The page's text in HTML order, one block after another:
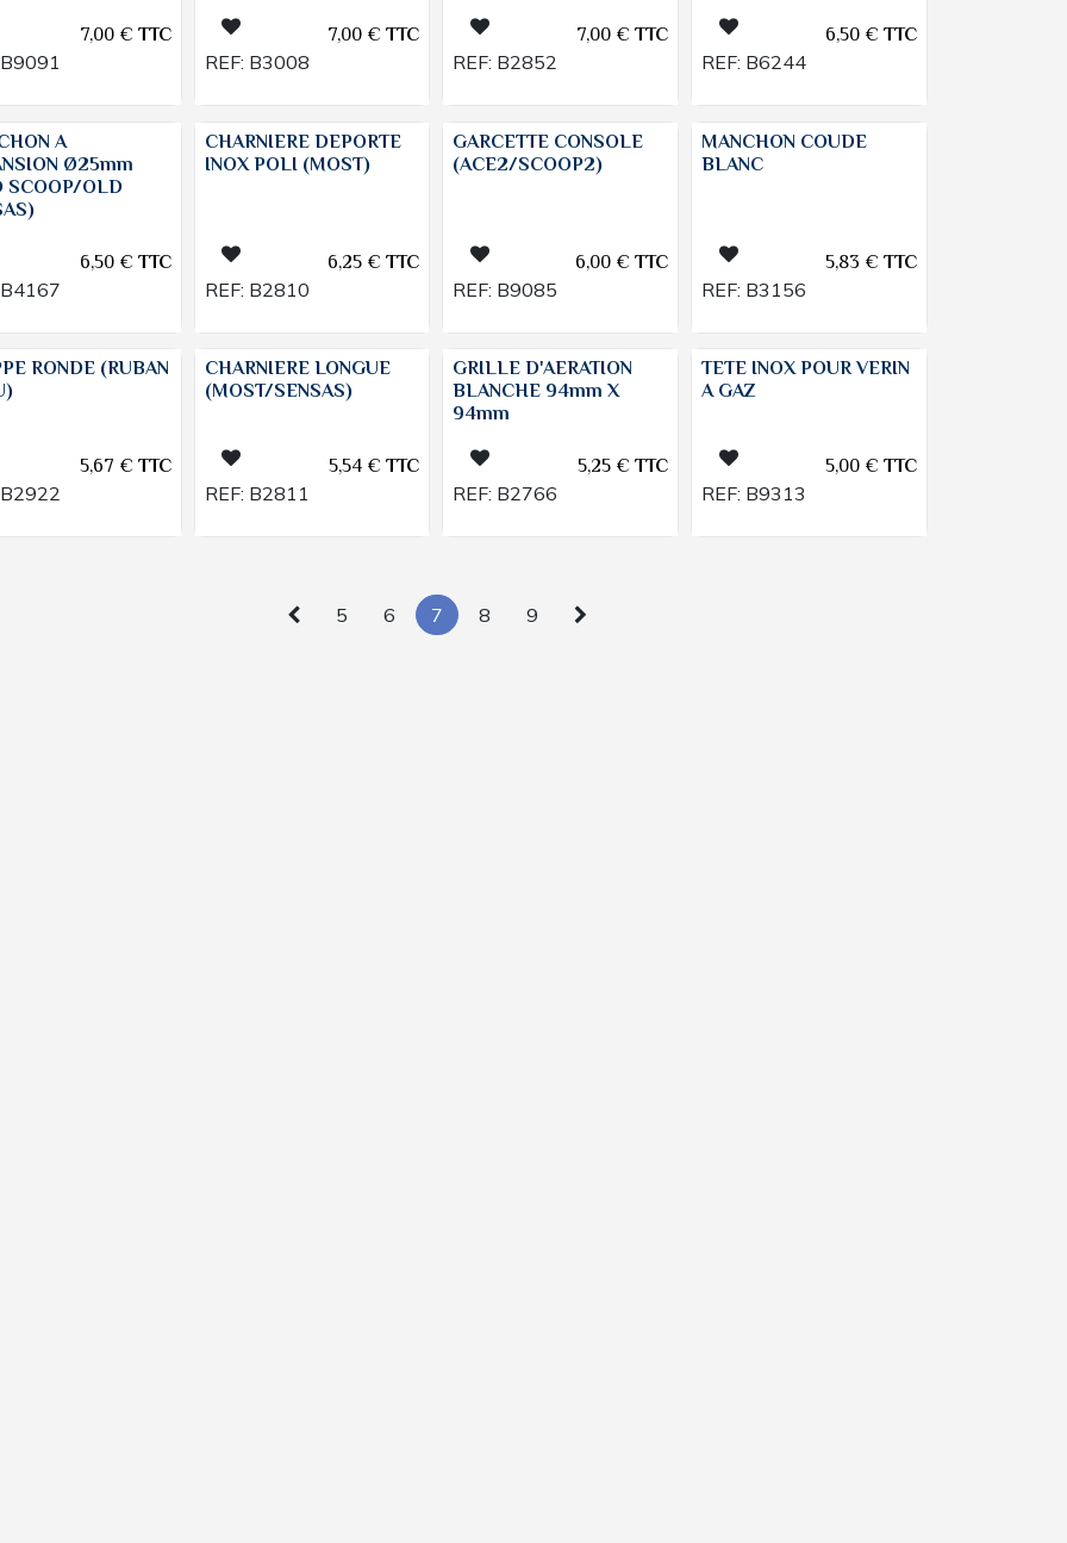
7,00€TTC
B9091
7,00 €TTC
REF: B3008
7,00 €TTC
REF: B2852
6,50€TTC
REF: B6244
A
Ø25mm
SCOOP/OLD
6,50€TTC
B4167
CHARNIERE DEPORTE
INOX POLI (MOST)
6,25 €TTC
REF: B2810
GARCETTE CONSOLE
(ACE2/SCOOP2)
6,00 €TTC
REF: B9085
MANCHON COUDE
BLANC
5,83 €TTC
REF: B3156
RONDE (RUBAN
5,67 €TTC
B2922
CHARNIERE LONGUE
(MOST/SENSAS)
5,54 €TTC
REF: B2811
GRILLE D'AERATION
BLANCHE 94mm X
94mm
5,25 €TTC
REF: B2766
TETE INOX POUR VERIN
A GAZ
5,00€TTC
REF: B9313
5 6 7 8 9